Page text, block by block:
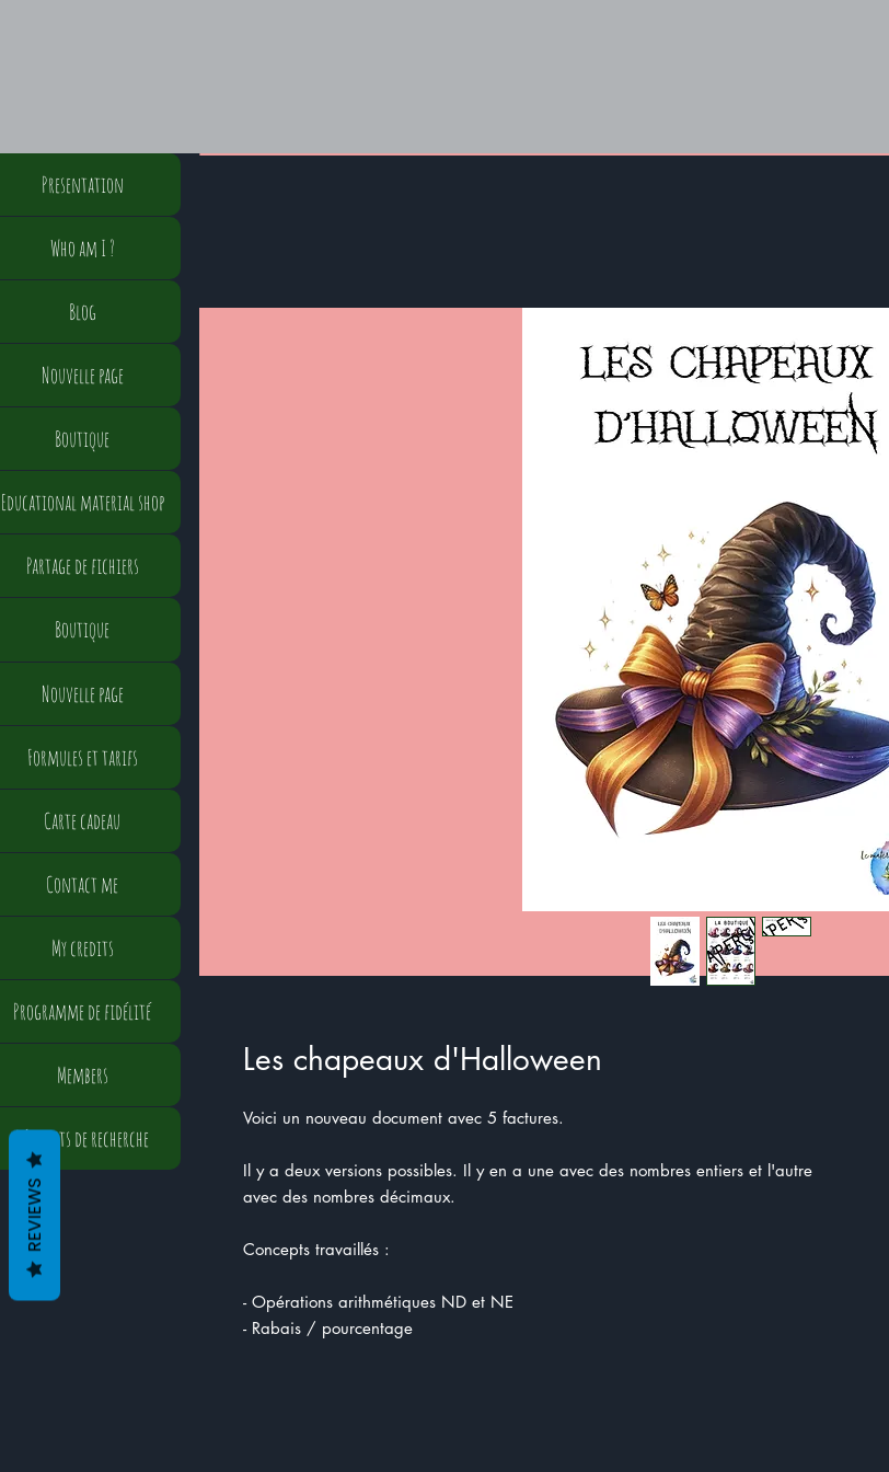
Les chapeaux d'Halloween
Voici un nouveau document avec 5 factures.
Il y a deux versions possibles. Il y en a une avec des nombres entiers et l'autre
avec des nombres décimaux.
Concepts travaillés :
- Opérations arithmétiques ND et NE
- Rabais / pourcentage
Presentation
Who am I ?
Blog
Nouvelle page
Boutique
Educational material shop
Partage de fichiers
Boutique
Nouvelle page
Formules et tarifs
Carte cadeau
Contact me
My credits
Programme de fidélité
Members
Résultats de recherche
REVIEWS